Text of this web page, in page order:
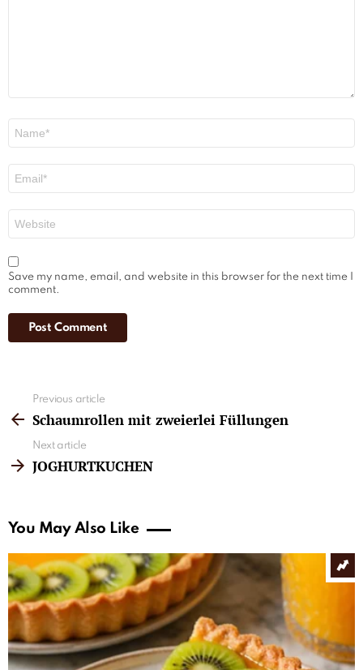
Save my name, email, and website in this browser for the next time I
comment.
more
Previous article
Schaumrollen mit zweierlei Füllungen
Next article
JOGHURTKUCHEN
You May Also Like